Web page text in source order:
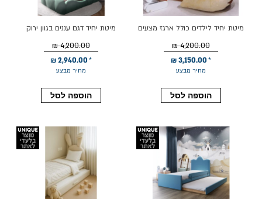
מיטת יחיד לילדים כולל ארגז מצעים
מחיר מבצע
3,150.00 ₪
4,200.00 ₪
הוספה לסל
מיטת יחיד דגם עננים בגוון ירוק
מחיר מבצע
2,940.00 ₪
4,200.00 ₪
הוספה לסל